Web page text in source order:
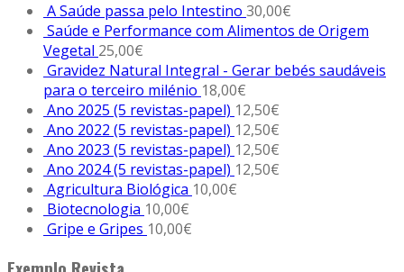
A Saúde passa pelo Intestino 30,00€
Saúde e Performance com Alimentos de Origem
Vegetal 25,00€
Gravidez Natural Integral - Gerar bebés saudáveis
para o terceiro milénio 18,00€
Ano 2025 (5 revistas-papel) 12,50€
Ano 2022 (5 revistas-papel) 12,50€
Ano 2023 (5 revistas-papel) 12,50€
Ano 2024 (5 revistas-papel) 12,50€
Agricultura Biológica 10,00€
Biotecnologia 10,00€
Gripe e Gripes 10,00€